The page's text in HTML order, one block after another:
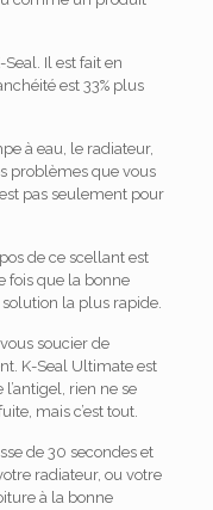
Il est fait en
est 33% plus
à eau, le radiateur,
problèmes que vous
pas seulement pour
de ce scellant est
fois que la bonne
solution la plus rapide.
soucier de
K-Seal Ultimate est
rien ne se
mais c’est tout.
de 30 secondes et
radiateur, ou votre
à la bonne